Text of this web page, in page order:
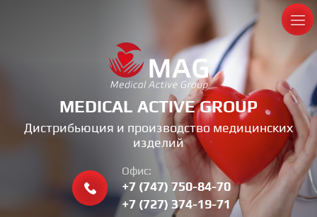
MEDICAL ACTIVE GROUP
Дистрибьюция и производство медицинских
изделий
Офис:
+7 (747) 750-84-70
+7 (727) 374-19-71